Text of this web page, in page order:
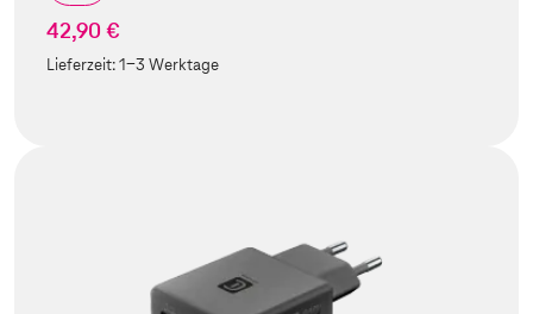
42,90 €
Lieferzeit:1-3 Werktage